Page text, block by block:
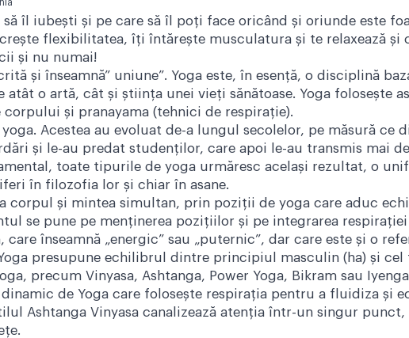
să îl iubești și pe care să îl poți face oricând și oriunde este
flexibilitatea, îți întărește musculatura și te relaxează și
și nu numai!
și înseamnă” uniune”. Yoga este, în esență, o disciplină
o artă, cât și știința unei vieți sănătoase. Yoga folosește
și pranayama (tehnici de respirație).
Acestea au evoluat de-a lungul secolelor, pe măsură ce
și le-au predat studenților, care apoi le-au transmis mai
toate tipurile de yoga urmăresc același rezultat, o
în filozofia lor și chiar în asane.
corpul și mintea simultan, prin poziții de yoga care aduc
se pune pe menținerea pozițiilor și pe integrarea
înseamnă „energic” sau „puternic”, dar care este și o
Yoga presupune echilibrul dintre principiul masculin (ha) și cel
precum Vinyasa, Ashtanga, Power Yoga, Bikram sau
de Yoga care folosește respirația pentru a fluidiza și
Ashtanga Vinyasa canalizează atenția într-un singur punct,